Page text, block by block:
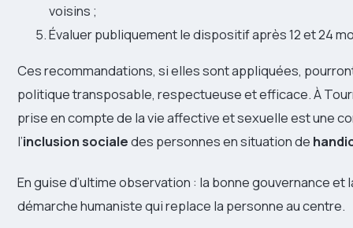
voisins ;
Évaluer publiquement le dispositif après 12 et 24
Ces recommandations, si elles sont appliquées,
politique transposable, respectueuse et efficace. À
prise en compte de la vie affective et sexuelle est une
l’inclusion socialedes personnes en situation de
En guise d’ultime observation : la bonne gouvernance
démarche humaniste qui replace la personne au centre.